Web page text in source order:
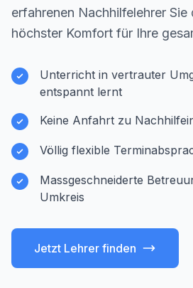
erfahrenen Nachhilfelehrer
höchster Komfort für Ihre
Unterricht in vertrauter
entspannt lernt
Keine Anfahrt zu
Völlig flexible
Massgeschneiderte
Umkreis
Jetzt Lehrer finden